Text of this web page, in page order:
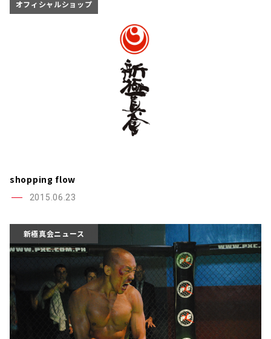
オフィシャルショップ
shopping flow
2015.06.23
新極真会ニュース